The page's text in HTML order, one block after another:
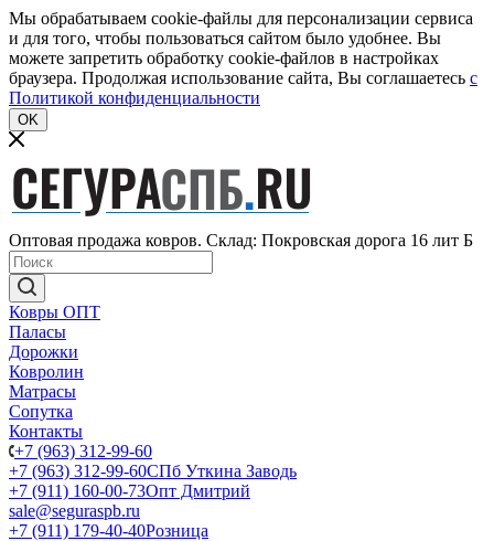
Мы обрабатываем cookie-файлы для персонализации сервиса
и для того, чтобы пользоваться сайтом было удобнее. Вы
можете запретить обработку cookie-файлов в настройках
браузера. Продолжая использование сайта, Вы соглашаетесь c
Политикой конфиденциальности
OK
Оптовая продажа ковров. Склад: Покровская дорога 16 лит Б
Ковры ОПТ
Паласы
Дорожки
Ковролин
Матрасы
Сопутка
Контакты
+7 (963) 312-99-60
+7 (963) 312-99-60СПб Уткина Заводь
+7 (911) 160-00-73Опт Дмитрий
sale@seguraspb.ru
+7 (911) 179-40-40Розница